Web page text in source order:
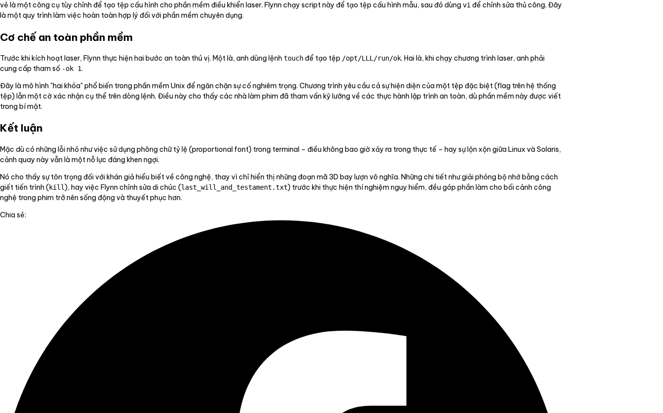
vẻ là một công cụ tùy chỉnh để tạo tệp cấu hình cho phần mềm điều khiển laser. Flynn chạy script này để tạo tệp cấu hình mẫu, sau đó dùng viđể chỉnh sửa thủ công. Đây
là một quy trình làm việc hoàn toàn hợp lý đối với phần mềm chuyên dụng.
Cơ chế an toàn phần mềm
Trước khi kích hoạt laser, Flynn thực hiện hai bước an toàn thú vị. Một là, anh dùng lệnh touchđể tạo tệp /opt/LLL/run/ok. Hai là, khi chạy chương trình laser, anh phải
cung cấp tham số -ok 1.
Đây là mô hình "hai khóa" phổ biến trong phần mềm Unix để ngăn chặn sự cố nghiêm trọng. Chương trình yêu cầu cả sự hiện diện của một tệp đặc biệt (flag trên hệ thống
tệp) lẫn một cờ xác nhận cụ thể trên dòng lệnh. Điều này cho thấy các nhà làm phim đã tham vấn kỹ lưỡng về các thực hành lập trình an toàn, dù phần mềm này được viết
trong bí mật.
Kết luận
Mặc dù có những lỗi nhỏ như việc sử dụng phông chữ tỷ lệ (proportional font) trong terminal – điều không bao giờ xảy ra trong thực tế – hay sự lộn xộn giữa Linux và Solaris,
cảnh quay này vẫn là một nỗ lực đáng khen ngợi.
Nó cho thấy sự tôn trọng đối với khán giả hiểu biết về công nghệ, thay vì chỉ hiển thị những đoạn mã 3D bay lượn vô nghĩa. Những chi tiết như giải phóng bộ nhớ bằng cách
giết tiến trình (kill), hay việc Flynn chỉnh sửa di chúc (last_will_and_testament.txt) trước khi thực hiện thí nghiệm nguy hiểm, đều góp phần làm cho bối cảnh công
nghệ trong phim trở nên sống động và thuyết phục hơn.
Chia sẻ: